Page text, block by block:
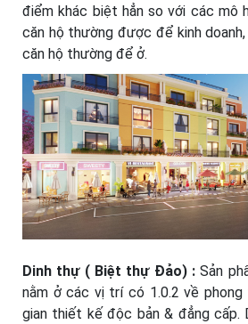
điểm khác biệt hẳn so với các mô
căn hộ thường được để kinh
căn hộ thường để ở.
Dinh thự ( Biệt thự Đảo) : Sản
nằm ở các vị trí có 1.0.2 về
gian thiết kế độc bản & đẳng